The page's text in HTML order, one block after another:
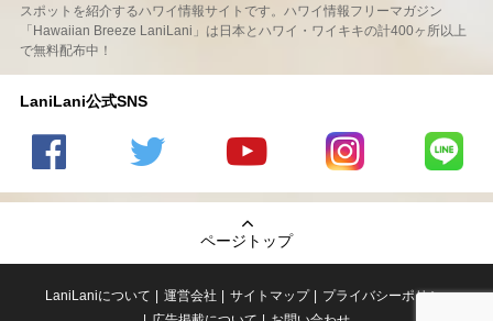
スポットを紹介するハワイ情報サイトです。ハワイ情報フリーマガジン
「Hawaiian Breeze LaniLani」は日本とハワイ・ワイキキの計400ヶ所以上
で無料配布中！
LaniLani公式SNS
の
のtwitter
の
Youtube
チャンネ
LaniLani
LaniLani
ページトップ
LaniLaniについて 運営会社 サイトマップ
プライバシーポリシー